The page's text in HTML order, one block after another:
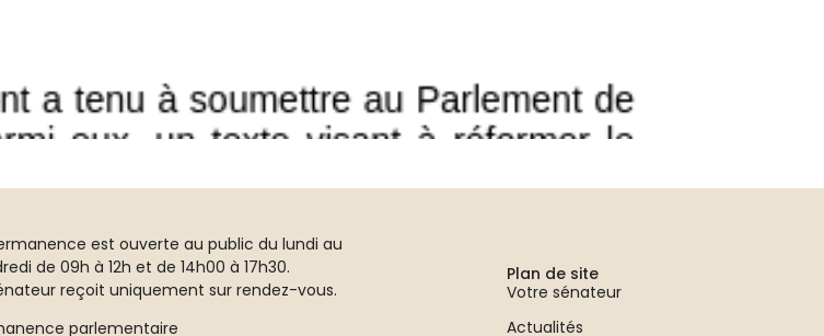
est ouverte au public du lundi au
de 09h à 12h et de 14h00 à 17h30.
reçoit uniquement sur rendez-vous.
parlementaire
Plan de site
Votre sénateur
Actualités